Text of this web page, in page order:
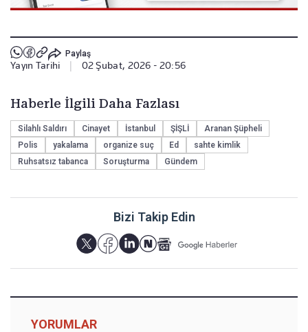
Paylaş
Yayın Tarihi 02 Şubat, 2026 - 20:56
Haberle İlgili Daha Fazlası
Silahlı Saldırı Cinayet İstanbul ŞİŞLİ
Aranan Şüpheli
Polis
yakalama organize suç Ed
sahte kimlik
Ruhsatsız tabanca
Soruşturma Gündem
Bizi Takip Edin
YORUMLAR